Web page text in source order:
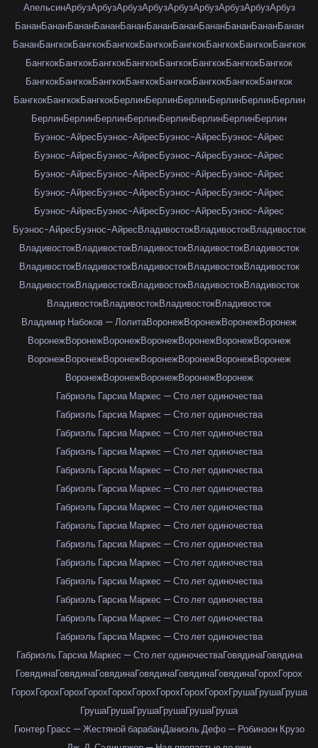
АпельсинАрбузАрбузАрбузАрбузАрбузАрбузАрбузАрбузАрбуз
БананБананБананБананБананБананБананБананБананБананБанан
БананБангкокБангкокБангкокБангкокБангкокБангкокБангкокБангкок
БангкокБангкокБангкокБангкокБангкокБангкокБангкокБангкок
БангкокБангкокБангкокБангкокБангкокБангкокБангкокБангкок
БангкокБангкокБангкокБерлинБерлинБерлинБерлинБерлинБерлин
БерлинБерлинБерлинБерлинБерлинБерлинБерлинБерлин
Буэнос-АйресБуэнос-АйресБуэнос-АйресБуэнос-Айрес
Буэнос-АйресБуэнос-АйресБуэнос-АйресБуэнос-Айрес
Буэнос-АйресБуэнос-АйресБуэнос-АйресБуэнос-Айрес
Буэнос-АйресБуэнос-АйресБуэнос-АйресБуэнос-Айрес
Буэнос-АйресБуэнос-АйресБуэнос-АйресБуэнос-Айрес
Буэнос-АйресБуэнос-АйресВладивостокВладивостокВладивосток
ВладивостокВладивостокВладивостокВладивостокВладивосток
ВладивостокВладивостокВладивостокВладивостокВладивосток
ВладивостокВладивостокВладивостокВладивостокВладивосток
ВладивостокВладивостокВладивостокВладивосток
Владимир Набоков — ЛолитаВоронежВоронежВоронежВоронеж
ВоронежВоронежВоронежВоронежВоронежВоронежВоронеж
ВоронежВоронежВоронежВоронежВоронежВоронежВоронеж
ВоронежВоронежВоронежВоронежВоронеж
Габриэль Гарсиа Маркес — Сто лет одиночества
Габриэль Гарсиа Маркес — Сто лет одиночества
Габриэль Гарсиа Маркес — Сто лет одиночества
Габриэль Гарсиа Маркес — Сто лет одиночества
Габриэль Гарсиа Маркес — Сто лет одиночества
Габриэль Гарсиа Маркес — Сто лет одиночества
Габриэль Гарсиа Маркес — Сто лет одиночества
Габриэль Гарсиа Маркес — Сто лет одиночества
Габриэль Гарсиа Маркес — Сто лет одиночества
Габриэль Гарсиа Маркес — Сто лет одиночества
Габриэль Гарсиа Маркес — Сто лет одиночества
Габриэль Гарсиа Маркес — Сто лет одиночества
Габриэль Гарсиа Маркес — Сто лет одиночества
Габриэль Гарсиа Маркес — Сто лет одиночества
Габриэль Гарсиа Маркес — Сто лет одиночестваГовядинаГовядина
ГовядинаГовядинаГовядинаГовядинаГовядинаГовядинаГорохГорох
ГорохГорохГорохГорохГорохГорохГорохГорохГорохГрушаГрушаГруша
ГрушаГрушаГрушаГрушаГрушаГруша
Гюнтер Грасс — Жестяной барабанДаниэль Дефо — Робинзон Крузо